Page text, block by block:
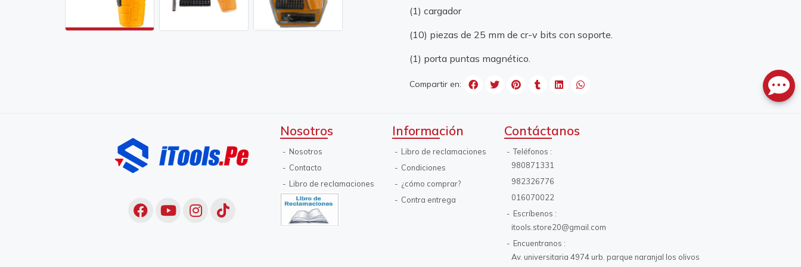
(1) cargador
(10) piezas de 25 mm de cr-v bits con soporte.
(1) porta puntas magnético.
Compartir en:
Nosotros
Nosotros
Contacto
Libro de reclamaciones
Información
Libro de reclamaciones
Condiciones
¿cómo comprar?
Contra entrega
Contáctanos
Teléfonos
980871331
982326776
016070022
Escríbenos
itools.store20@gmail.com
Encuentranos
Av. universitaria 4974 urb. parque naranjal los olivos